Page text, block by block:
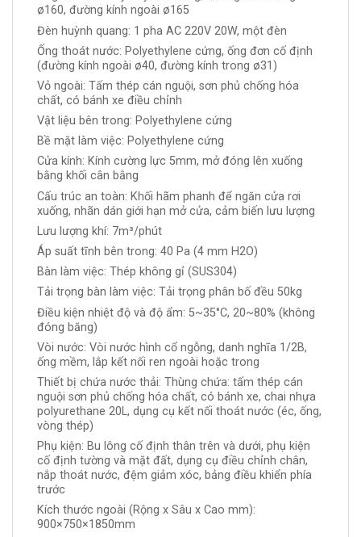
ø160, đường kính ngoài ø165
Đèn huỳnh quang: 1 pha AC 220V 20W, một đèn
Ống thoát nước: Polyethylene cứng, ống đơn cố định
(đường kính ngoài ø40, đường kính trong ø31)
Vỏ ngoài: Tấm thép cán nguội, sơn phủ chống hóa
chất, có bánh xe điều chỉnh
Vật liệu bên trong: Polyethylene cứng
Bề mặt làm việc: Polyethylene cứng
Cửa kính: Kính cường lực 5mm, mở đóng lên xuống
bằng khối cân bằng
Cấu trúc an toàn: Khối hãm phanh để ngăn cửa rơi
xuống, nhãn dán giới hạn mở cửa, cảm biến lưu lượng
Lưu lượng khí: 7m³/phút
Áp suất tĩnh bên trong: 40 Pa (4 mm H2O)
Bàn làm việc: Thép không gỉ (SUS304)
Tải trọng bàn làm việc: Tải trọng phân bố đều 50kg
Điều kiện nhiệt độ và độ ẩm: 5~35°C, 20~80% (không
đóng băng)
Vòi nước: Vòi nước hình cổ ngỗng, danh nghĩa 1/2B,
ống mềm, lắp kết nối ren ngoài hoặc trong
Thiết bị chứa nước thải: Thùng chứa: tấm thép cán
nguội sơn phủ chống hóa chất, có bánh xe, chai nhựa
polyurethane 20L, dụng cụ kết nối thoát nước (éc, ống,
vòng thép)
Phụ kiện: Bu lông cố định thân trên và dưới, phụ kiện
cố định tường và mặt đất, dụng cụ điều chỉnh chân,
nắp thoát nước, đệm giảm xóc, bảng điều khiển phía
trước
Kích thước ngoài (Rộng x Sâu x Cao mm):
900×750×1850mm